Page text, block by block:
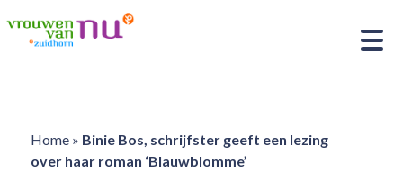
Home» Binie Bos, schrijfster geeft een lezing
over haar roman ‘Blauwblomme’